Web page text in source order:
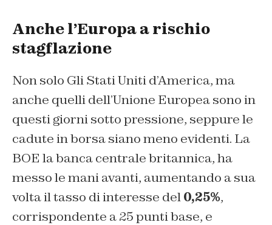
Anche l’Europa a rischio
stagflazione
Non solo Gli Stati Uniti d’America, ma
anche quelli dell’Unione Europea sono in
questi giorni sotto pressione, seppure le
cadute in borsa siano meno evidenti. La
BOE la banca centrale britannica, ha
messo le mani avanti, aumentando a sua
volta il tasso di interesse del0,25%,
corrispondente a 25 punti base, e